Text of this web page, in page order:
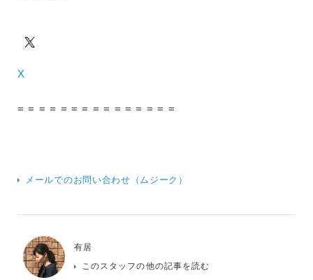
X
= = = = = = = = = = = = = = =
メールでのお問い合わせ（ムジーク）
有居
このスタッフの他の記事を読む